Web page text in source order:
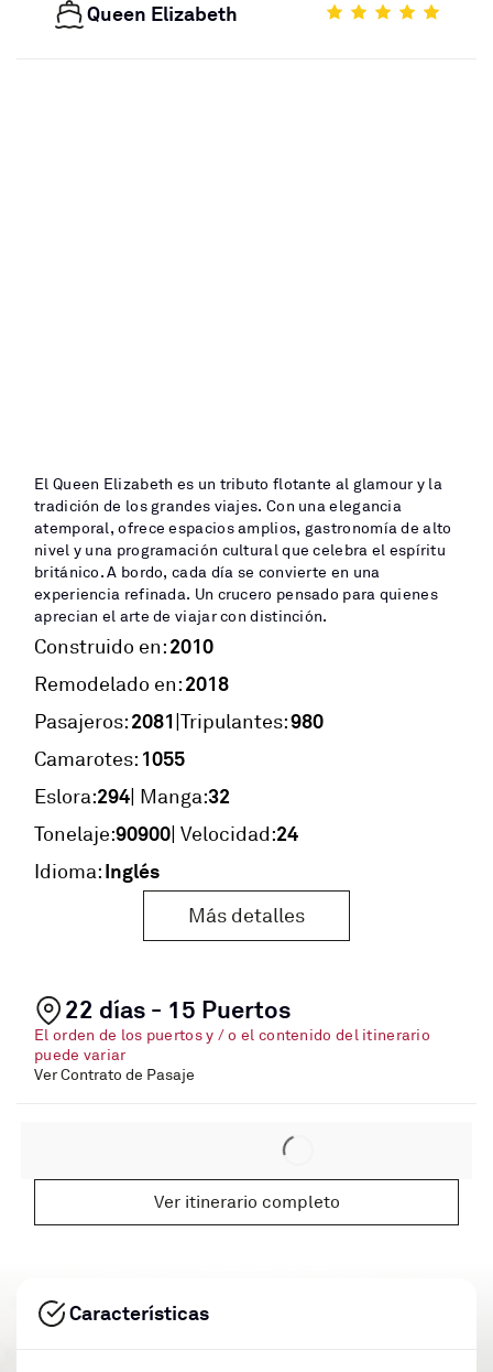
Queen Elizabeth
El Queen Elizabeth es un tributo flotante al glamour y la
tradición de los grandes viajes. Con una elegancia
atemporal, ofrece espacios amplios, gastronomía de alto
nivel y una programación cultural que celebra el espíritu
británico. A bordo, cada día se convierte en una
experiencia refinada. Un crucero pensado para quienes
aprecian el arte de viajar con distinción.
Construido en:2010
Remodelado en:2018
Pasajeros:2081|Tripulantes:980
Camarotes: 1055
Eslora:294| Manga:32
Tonelaje:90900| Velocidad:24
Idioma:Inglés
Más detalles
22 días - 15 Puertos
El orden de los puertos y / o el contenido del itinerario
puede variar
Ver Contrato de Pasaje
Ver itinerario completo
Características